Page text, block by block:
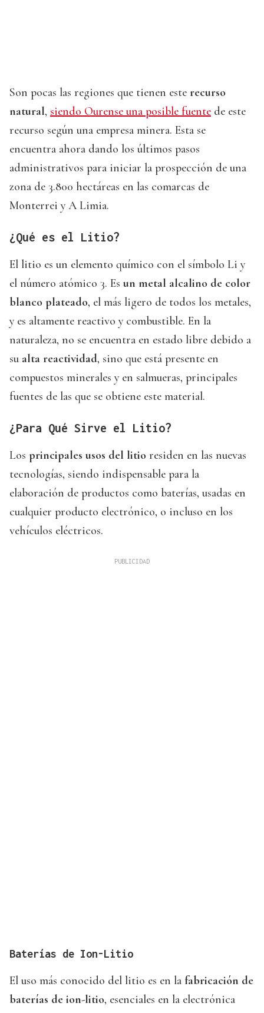
Son pocas las regiones que tienen este recurso
natural, siendo Ourense una posible fuente de este
recurso según una empresa minera. Esta se
encuentra ahora dando los últimos pasos
administrativos para iniciar la prospección de una
zona de 3.800 hectáreas en las comarcas de
Monterrei y A Limia.
¿Qué es el Litio?
El litio es un elemento químico con el símbolo Li y
el número atómico 3. Es un metal alcalino de color
blanco plateado, el más ligero de todos los metales,
y es altamente reactivo y combustible. En la
naturaleza, no se encuentra en estado libre debido a
su alta reactividad, sino que está presente en
compuestos minerales y en salmueras, principales
fuentes de las que se obtiene este material.
¿Para Qué Sirve el Litio?
Los principales usos del litio residen en las nuevas
tecnologías, siendo indispensable para la
elaboración de productos como baterías, usadas en
cualquier producto electrónico, o incluso en los
vehículos eléctricos.
Baterías de Ion-Litio
El uso más conocido del litio es en la fabricación de
baterías de ion-litio, esenciales en la electrónica